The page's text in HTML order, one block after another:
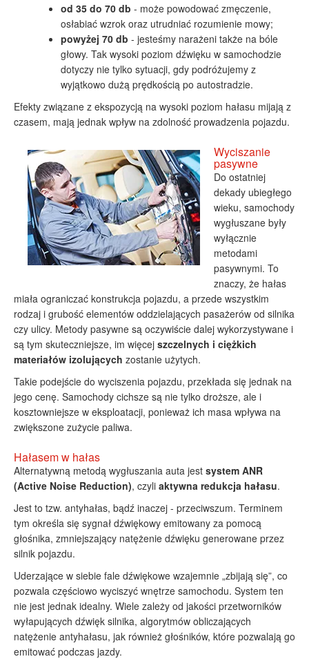
od 35 do 70 db - może powodować zmęczenie,
osłabiać wzrok oraz utrudniać rozumienie mowy;
powyżej 70 db - jesteśmy narażeni także na bóle
głowy. Tak wysoki poziom dźwięku w samochodzie
dotyczy nie tylko sytuacji, gdy podróżujemy z
wyjątkowo dużą prędkością po autostradzie.
Efekty związane z ekspozycją na wysoki poziom hałasu mijają z
czasem, mają jednak wpływ na zdolność prowadzenia pojazdu.
Wyciszanie
pasywne
Do ostatniej
dekady ubiegłego
wieku, samochody
wygłuszane były
wyłącznie
metodami
pasywnymi. To
znaczy, że hałas
miała ograniczać konstrukcja pojazdu, a przede wszystkim
rodzaj i grubość elementów oddzielających pasażerów od silnika
czy ulicy. Metody pasywne są oczywiście dalej wykorzystywane i
są tym skuteczniejsze, im więcej szczelnych i ciężkich
materiałów izolujących zostanie użytych.
Takie podejście do wyciszenia pojazdu, przekłada się jednak na
jego cenę. Samochody cichsze są nie tylko droższe, ale i
kosztowniejsze w eksploatacji, ponieważ ich masa wpływa na
zwiększone zużycie paliwa.
Hałasem w hałas
Alternatywną metodą wygłuszania auta jest system ANR
(Active Noise Reduction), czyli aktywna redukcja hałasu.
Jest to tzw. antyhałas, bądź inaczej - przeciwszum. Terminem
tym określa się sygnał dźwiękowy emitowany za pomocą
głośnika, zmniejszający natężenie dźwięku generowane przez
silnik pojazdu.
Uderzające w siebie fale dźwiękowe wzajemnie „zbijają się”, co
pozwala częściowo wyciszyć wnętrze samochodu. System ten
nie jest jednak idealny. Wiele zależy od jakości przetworników
wyłapujących dźwięk silnika, algorytmów obliczających
natężenie antyhałasu, jak również głośników, które pozwalają go
emitować podczas jazdy.